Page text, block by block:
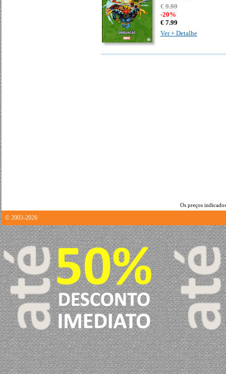
€9.99
-20%
€ 7.99
Ver + Detalhe
Os preços
© 2003-2026